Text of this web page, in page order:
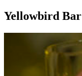
Yellowbird Bar